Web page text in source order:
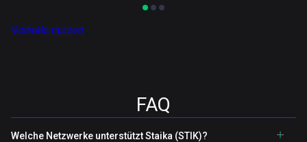
Vorteile nutzen
FAQ
Welche Netzwerke unterstützt Staika (STIK)?